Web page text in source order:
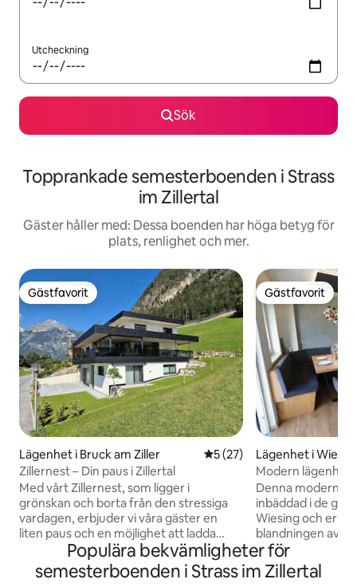
Utcheckning
Sök
Topprankade semesterboenden i Strass
im Zillertal
Gäster håller med: Dessa boenden har höga betyg för
plats, renlighet och mer.
Gästfavorit
Gästfavorit
Lägenhet i Bruck am Ziller 5 av 5 i genomsnittligt
5 (27)
Zillernest – Din paus i Zillertal
Med vårt Zillernest, som ligger i
grönskan och borta från den stressiga
vardagen, erbjuder vi våra gäster en
liten paus och en möjlighet att ladda
batterierna. Utan trafikstockningar in i
Zillerdalen: Zillernest är idealiskt beläget
vid ingången till Zillerdalen, inte långt
Gästfavorit
Gästfavorit
Lägenhet i
Modern
Denna moderna
inbäddad i de
Wiesing och
blandningen av
semestrar. Från
av fri utsikt över
grönområdet –
Populära bekvämligheter för
semesterboenden i Strass im Zillertal